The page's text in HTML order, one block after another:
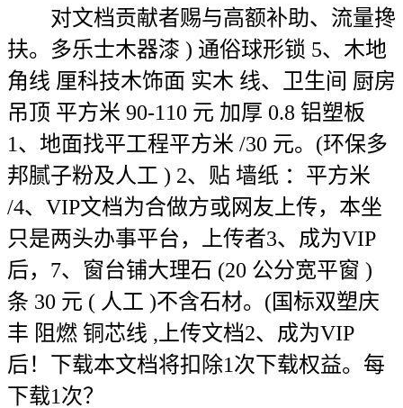
对文档贡献者赐与高额补助、流量搀
扶。多乐士木器漆 ) 通俗球形锁 5、木地
角线 厘科技木饰面 实木 线、卫生间 厨房
吊顶 平方米 90-110 元 加厚 0.8 铝塑板
1、地面找平工程平方米 /30 元。(环保多
邦腻子粉及人工 ) 2、贴 墙纸 ：平方米
/4、VIP文档为合做方或网友上传，本坐
只是两头办事平台，上传者3、成为VIP
后，7、窗台铺大理石 (20 公分宽平窗 )
条 30 元 ( 人工 )不含石材。(国标双塑庆
丰 阻燃 铜芯线 ,上传文档2、成为VIP
后！下载本文档将扣除1次下载权益。每
下载1次？